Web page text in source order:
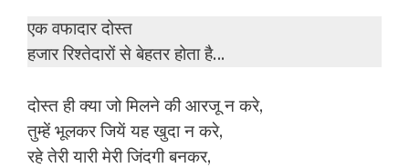
एक वफादार दोस्त
हजार रिश्तेदारों से बेहतर होता है…
दोस्त ही क्या जो मिलने की आरजू न करे,
तुम्हें भूलकर जियें यह खुदा न करे,
रहे तेरी यारी मेरी जिंदगी बनकर,